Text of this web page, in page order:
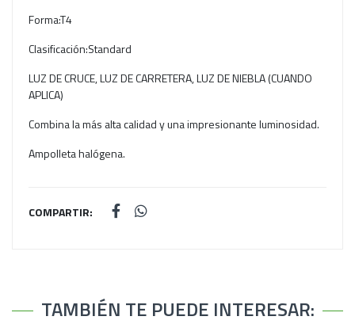
Forma:T4
Clasificación:Standard
LUZ DE CRUCE, LUZ DE CARRETERA, LUZ DE NIEBLA (CUANDO
APLICA)
Combina la más alta calidad y una impresionante luminosidad.
Ampolleta halógena.
COMPARTIR:
TAMBIÉN TE PUEDE INTERESAR: